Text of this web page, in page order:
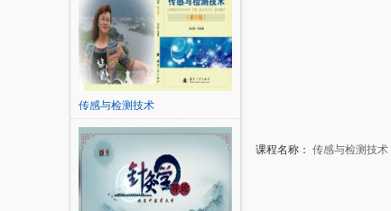
传感与检测技术
课程名称： 传感与检测技术